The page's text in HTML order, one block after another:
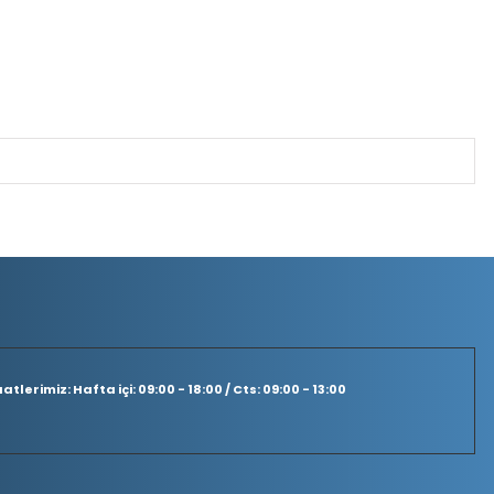
Hafta içi: 09:00 - 18:00 / Cts: 09:00 - 13:00